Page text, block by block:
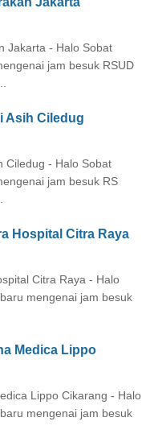
Jakarta - Halo Sobat
jam besuk RSUD
Asih Ciledug
Ciledug - Halo Sobat
jam besuk RS
Hospital Citra Raya
Citra Raya - Halo
mengenai jam besuk
Medica Lippo
Lippo Cikarang - Halo
mengenai jam besuk